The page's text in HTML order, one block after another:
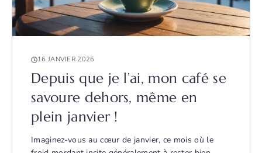
16 JANVIER 2026
Depuis que je l’ai, mon café se
savoure dehors, même en
plein janvier !
Imaginez-vous au cœur de janvier, ce mois où le